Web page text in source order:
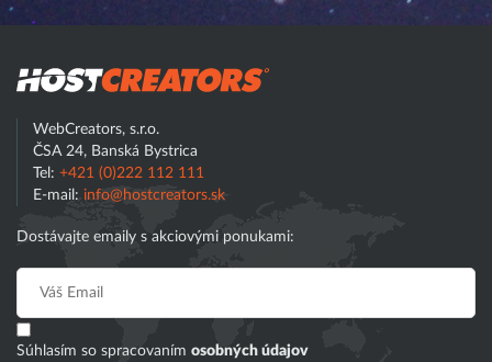
WebCreators, s.r.o.
ČSA 24, Banská Bystrica
Tel: +421 (0)222 112 111
E-mail: info@hostcreators.sk
Dostávajte emaily s akciovými ponukami:
Súhlasím so spracovaním osobných údajov